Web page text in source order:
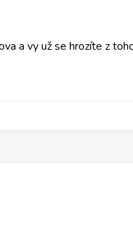
a vy už se hrozíte z